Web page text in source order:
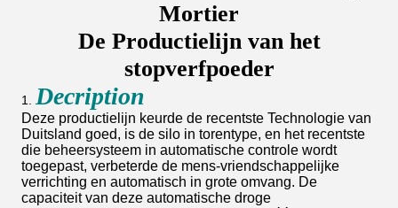
Mortier
De Productielijn van het
stopverfpoeder
1. Decription
Deze productielijn keurde de recentste Technologie van
Duitsland goed, is de silo in torentype, en het recentste
die beheersysteem in automatische controle wordt
toegepast, verbeterde de mens-vriendschappelijke
verrichting en automatisch in grote omvang. De
capaciteit van deze automatische droge